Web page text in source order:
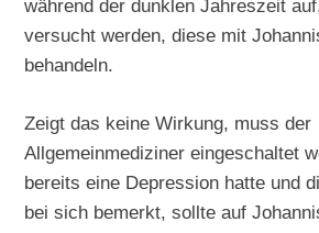
während der dunklen Jahreszeit
versucht werden, diese mit
behandeln.
Zeigt das keine Wirkung, muss der
Allgemeinmediziner eingeschaltet
bereits eine Depression hatte und
bei sich bemerkt, sollte auf